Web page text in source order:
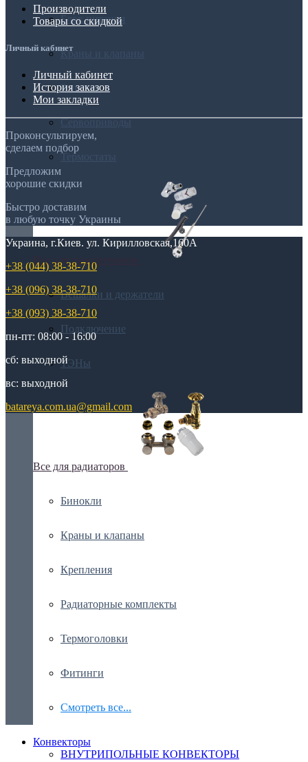
Блок питания
Краны и клапаны
Решетки
Сервоприводы
Термостаты
Все для полотенчиков
Вешалки и держатели
Подключение
ТЭНы
Все для радиаторов
Бинокли
Краны и клапаны
Крепления
Радиаторные комплекты
Термоголовки
Фитинги
Смотреть все...
Конвекторы
ВНУТРИПОЛЬНЫЕ КОНВЕКТОРЫ
Производители
Товары со скидкой
Личный кабинет
Личный кабинет
История заказов
Мои закладки
Проконсультируем,
сделаем подбор
Предложим
хорошие скидки
Быстро доставим
в любую точку Украины
Украина, г.Киев. ул. Кирилловская,160А
+38 (044) 38-38-710
+38 (096) 38-38-710
+38 (093) 38-38-710
пн-пт: 08:00 - 16:00
сб: выходной
вс: выходной
batareya.com.ua@gmail.com